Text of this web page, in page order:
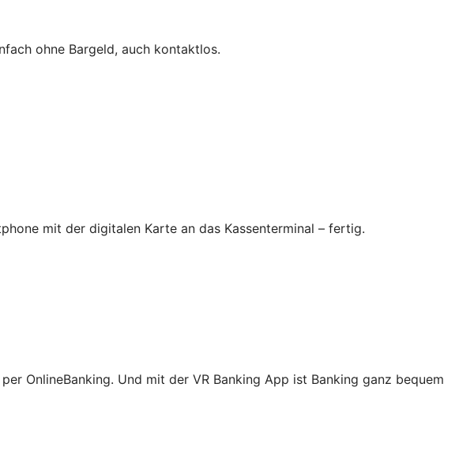
ohne Bargeld, auch kontaktlos.
mit der digitalen Karte an das Kassenterminal – fertig.
OnlineBanking. Und mit der VR Banking App ist Banking ganz bequem